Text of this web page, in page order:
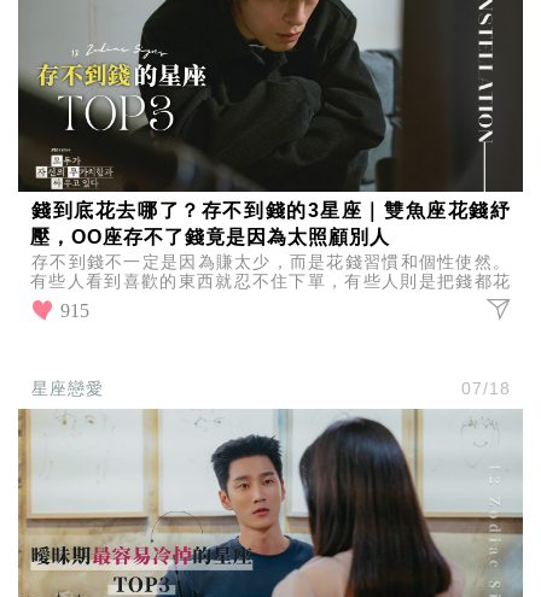
錢到底花去哪了？存不到錢的3星座｜雙魚座花錢紓
壓，OO座存不了錢竟是因為太照顧別人
存不到錢不一定是因為賺太少，而是花錢習慣和個性使然。
有些人看到喜歡的東西就忍不住下單，有些人則是把錢都花
在別人身上，一起來看看，存不到錢的3星座，你上榜了
嗎！
915
星座戀愛 07/18